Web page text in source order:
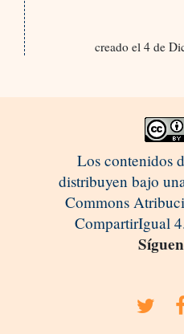
creado el 4 de
Los contenidos
distribuyen bajo
Commons
CompartirIgual